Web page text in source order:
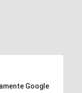
Google